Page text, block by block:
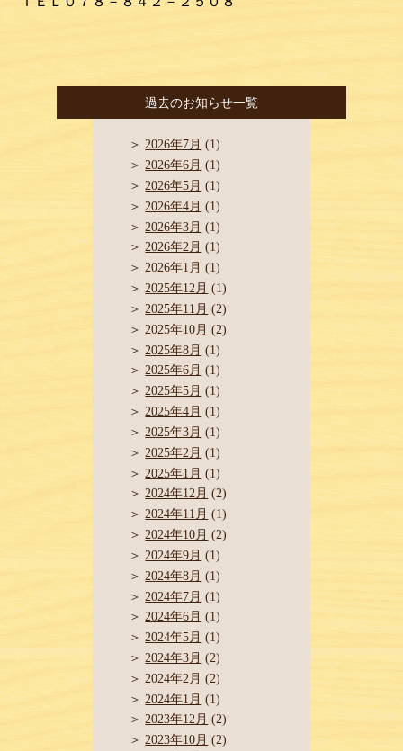
過去のお知らせ一覧
2026年7月 (1)
2026年6月 (1)
2026年5月 (1)
2026年4月 (1)
2026年3月 (1)
2026年2月 (1)
2026年1月 (1)
2025年12月 (1)
2025年11月 (2)
2025年10月 (2)
2025年8月 (1)
2025年6月 (1)
2025年5月 (1)
2025年4月 (1)
2025年3月 (1)
2025年2月 (1)
2025年1月 (1)
2024年12月 (2)
2024年11月 (1)
2024年10月 (2)
2024年9月 (1)
2024年8月 (1)
2024年7月 (1)
2024年6月 (1)
2024年5月 (1)
2024年3月 (2)
2024年2月 (2)
2024年1月 (1)
2023年12月 (2)
2023年10月 (2)